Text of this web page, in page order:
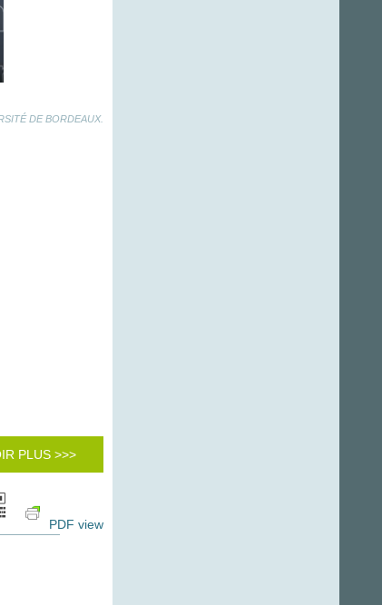
DE BORDEAUX.
PLUS >>>
PDF view